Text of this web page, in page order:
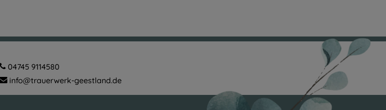
04745 9114580
info@trauerwerk-geestland.de